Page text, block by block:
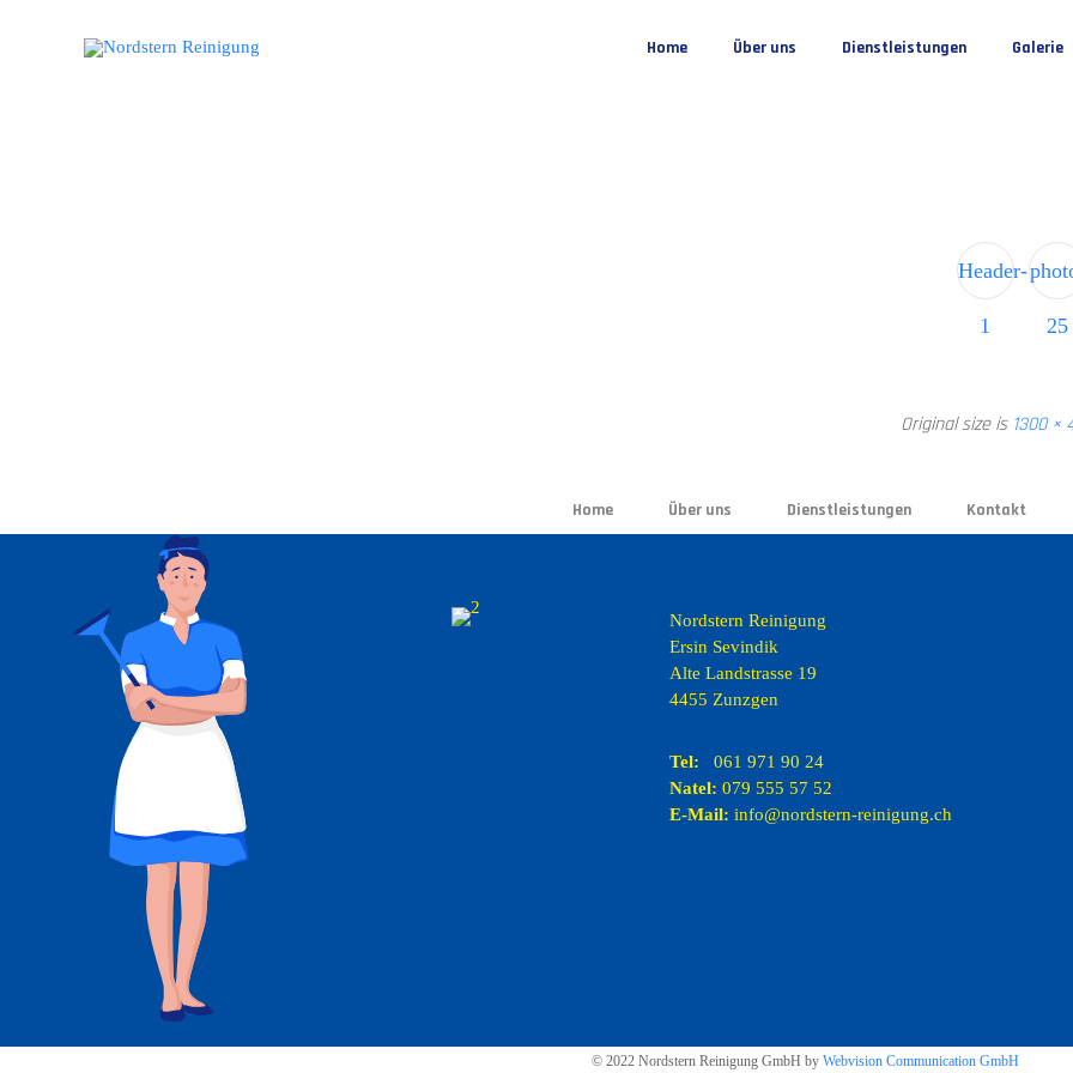
Home Über uns Dienstleistungen Galerie
Header-
1 25
Original size is 1300 ×
Home Über uns Dienstleistungen Kontakt
Nordstern Reinigung
Ersin Sevindik
Alte Landstrasse 19
4455 Zunzgen
Tel: 061 971 90 24
Natel: 079 555 57 52
E-Mail: info@nordstern-reinigung.ch
© 2022 Nordstern Reinigung GmbH by Webvision Communication GmbH